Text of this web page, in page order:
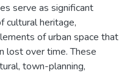
serve as significant
cultural heritage,
of urban space that
lost over time. These
town-planning,